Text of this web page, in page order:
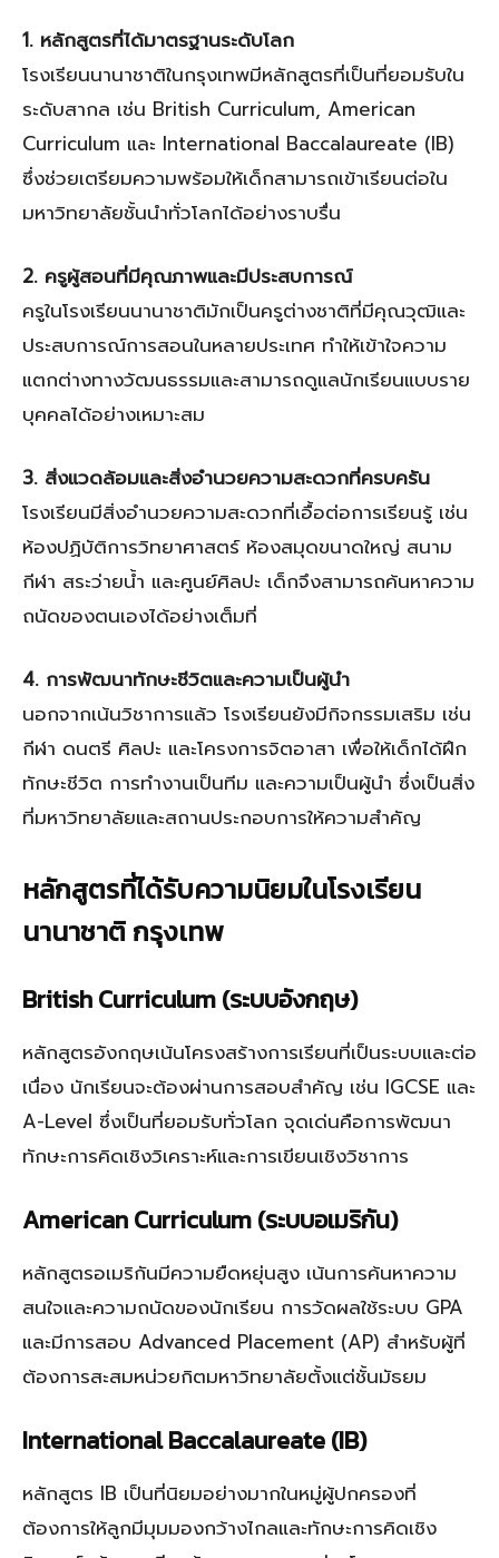
1. หลักสูตรที่ได้มาตรฐานระดับโลก
โรงเรียนนานาชาติในกรุงเทพมีหลักสูตรที่เป็นที่ยอมรับใน
ระดับสากล เช่น British Curriculum, American
Curriculum และ International Baccalaureate (IB)
ซึ่งช่วยเตรียมความพร้อมให้เด็กสามารถเข้าเรียนต่อใน
มหาวิทยาลัยชั้นนำทั่วโลกได้อย่างราบรื่น
2. ครูผู้สอนที่มีคุณภาพและมีประสบการณ์
ครูในโรงเรียนนานาชาติมักเป็นครูต่างชาติที่มีคุณวุฒิและ
ประสบการณ์การสอนในหลายประเทศ ทำให้เข้าใจความ
แตกต่างทางวัฒนธรรมและสามารถดูแลนักเรียนแบบราย
บุคคลได้อย่างเหมาะสม
3. สิ่งแวดล้อมและสิ่งอำนวยความสะดวกที่ครบครัน
โรงเรียนมีสิ่งอำนวยความสะดวกที่เอื้อต่อการเรียนรู้ เช่น
ห้องปฏิบัติการวิทยาศาสตร์ ห้องสมุดขนาดใหญ่ สนาม
กีฬา สระว่ายน้ำ และศูนย์ศิลปะ เด็กจึงสามารถค้นหาความ
ถนัดของตนเองได้อย่างเต็มที่
4. การพัฒนาทักษะชีวิตและความเป็นผู้นำ
นอกจากเน้นวิชาการแล้ว โรงเรียนยังมีกิจกรรมเสริม เช่น
กีฬา ดนตรี ศิลปะ และโครงการจิตอาสา เพื่อให้เด็กได้ฝึก
ทักษะชีวิต การทำงานเป็นทีม และความเป็นผู้นำ ซึ่งเป็นสิ่ง
ที่มหาวิทยาลัยและสถานประกอบการให้ความสำคัญ
หลักสูตรที่ได้รับความนิยมในโรงเรียน
นานาชาติ กรุงเทพ
British Curriculum (ระบบอังกฤษ)
หลักสูตรอังกฤษเน้นโครงสร้างการเรียนที่เป็นระบบและต่อ
เนื่อง นักเรียนจะต้องผ่านการสอบสำคัญ เช่น IGCSE และ
A-Level ซึ่งเป็นที่ยอมรับทั่วโลก จุดเด่นคือการพัฒนา
ทักษะการคิดเชิงวิเคราะห์และการเขียนเชิงวิชาการ
American Curriculum (ระบบอเมริกัน)
หลักสูตรอเมริกันมีความยืดหยุ่นสูง เน้นการค้นหาความ
สนใจและความถนัดของนักเรียน การวัดผลใช้ระบบ GPA
และมีการสอบ Advanced Placement (AP) สำหรับผู้ที่
ต้องการสะสมหน่วยกิตมหาวิทยาลัยตั้งแต่ชั้นมัธยม
International Baccalaureate (IB)
หลักสูตร IB เป็นที่นิยมอย่างมากในหมู่ผู้ปกครองที่
ต้องการให้ลูกมีมุมมองกว้างไกลและทักษะการคิดเชิง